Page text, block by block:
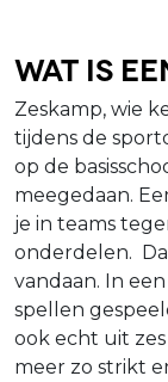
Wat is
Zeskamp, wie
tijdens de
op de
meegedaan.
je in teams
onderdelen.
vandaan. In
spellen
ook echt uit
meer zo strikt